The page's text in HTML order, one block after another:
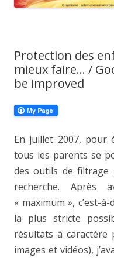
Protection des
mieux faire… /
be improved
En juillet 2007, pour
tous les parents se
des outils de filtrage
recherche. Après
« maximum », c’est-
la plus stricte
résultats à caractère
images et vidéos),